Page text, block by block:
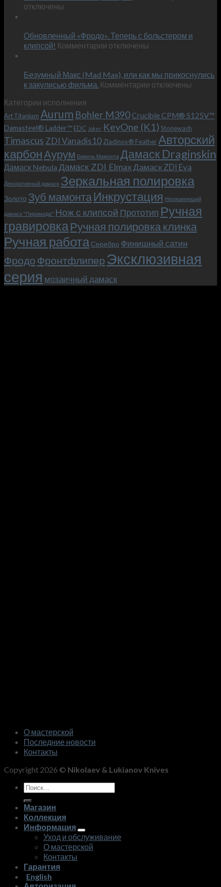
–
и
KeyOne
отключены
Обновленный «Фродо». Теперь с больстером и
клипсой! Комментарии к
«Фродо».
Теперь
и
клипсой!
отключены
Безумный Макс (Mad Max), или как мы прикоснулись
к закулисью фильма. Комментарии к
Макс
(Mad
Max),
или
как
мы
прикоснулись
к
фильма.
отключены
Категории исполнения
Art Titanium Aurum Bohler M390Crucible CPM® S125V™
Damasteel® Ladder™ EDC Joker KeyOne (K1) Stonewash
Timascus ZDI Vanadis10 Zladinox® FeatherАвторский
карбонАурум Бивень Мамонта Дамаск Draginskin
Дамаск Nebula Дамаск ZDI ElmaxДамаск ZDI Eva
Декоративный дамаск Зеркальная полировка
Золото Зуб мамонтаИнкрустация Нержавеющий
дамаск "Пирамида" Нож с клипсой Прототип Ручная
гравировкаРучная полировка клинка
Ручная работа Серебро Финишный сатин
Фродо Фронтфлипер Эксклюзивная
серия мозаичный дамаск
О мастерской
Последние новости
Контакты
Copyright 2026 © Nikolaev & Lukianov Knives
Искать:
Магазин
Коллекция
Информация
Уход и обслуживание
О мастерской
Контакты
Гарантия
English